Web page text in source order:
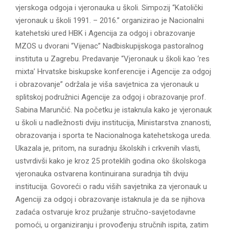
vjerskoga odgoja i vjeronauka u školi. Simpozij “Katolički
vjeronauk u školi 1991. – 2016.” organizirao je Nacionalni
katehetski ured HBK i Agencija za odgoj i obrazovanje
MZOS u dvorani “Vijenac” Nadbiskupijskoga pastoralnog
instituta u Zagrebu. Predavanje “Vjeronauk u školi kao ‘res
mixta’ Hrvatske biskupske konferencije i Agencije za odgoj
i obrazovanje” održala je viša savjetnica za vjeronauk u
splitskoj podružnici Agencije za odgoj i obrazovanje prof.
Sabina Marunčić. Na početku je istaknula kako je vjeronauk
u školi u nadležnosti dviju institucija, Ministarstva znanosti,
obrazovanja i sporta te Nacionalnoga katehetskoga ureda.
Ukazala je, pritom, na suradnju školskih i crkvenih vlasti,
ustvrdivši kako je kroz 25 proteklih godina oko školskoga
vjeronauka ostvarena kontinuirana suradnja tih dviju
institucija. Govoreći o radu viših savjetnika za vjeronauk u
Agenciji za odgoj i obrazovanje istaknula je da se njihova
zadaća ostvaruje kroz pružanje stručno-savjetodavne
pomoći, u organiziranju i provođenju stručnih ispita, zatim